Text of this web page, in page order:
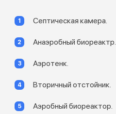
Септическая камера.
Анаэробный биореактр.
Аэротенк.
Вторичный отстойник.
Аэробный биореактор.